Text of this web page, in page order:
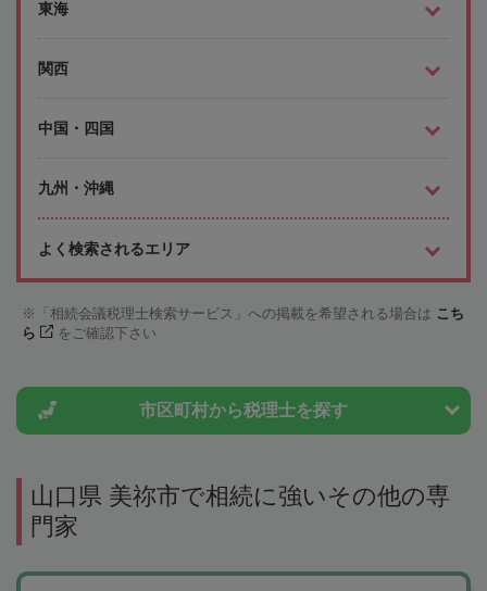
東海
関西
中国・四国
九州・沖縄
よく検索されるエリア
「相続会議税理士検索サービス」への掲載を希望される場合は こち
ら
をご確認下さい
市区町村から税理士を探す
山口県 美祢市で相続に強いその他の専
門家